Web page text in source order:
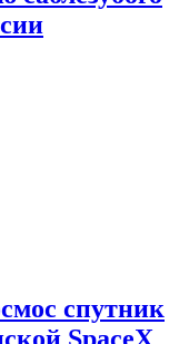
спутник